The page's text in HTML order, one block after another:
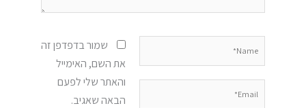
שמור בדפדפן זה
את השם, האימייל
והאתר שלי לפעם
הבאה שאגיב.